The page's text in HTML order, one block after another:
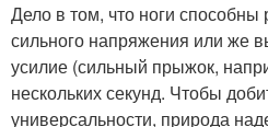
Дело в том, что ноги способны
сильного напряжения или же
усилие (сильный прыжок,
нескольких секунд. Чтобы
универсальности, природа